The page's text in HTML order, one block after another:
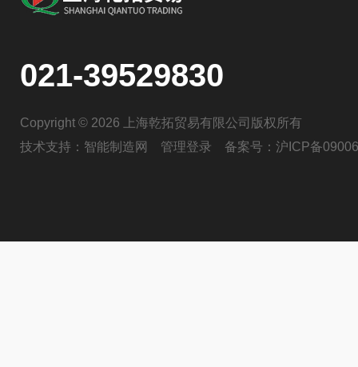
021-39529830
Copyright © 2026 上海乾拓贸易有限公司版权所有
技术支持： 智能制造网 管理登录 备案号： 沪ICP备